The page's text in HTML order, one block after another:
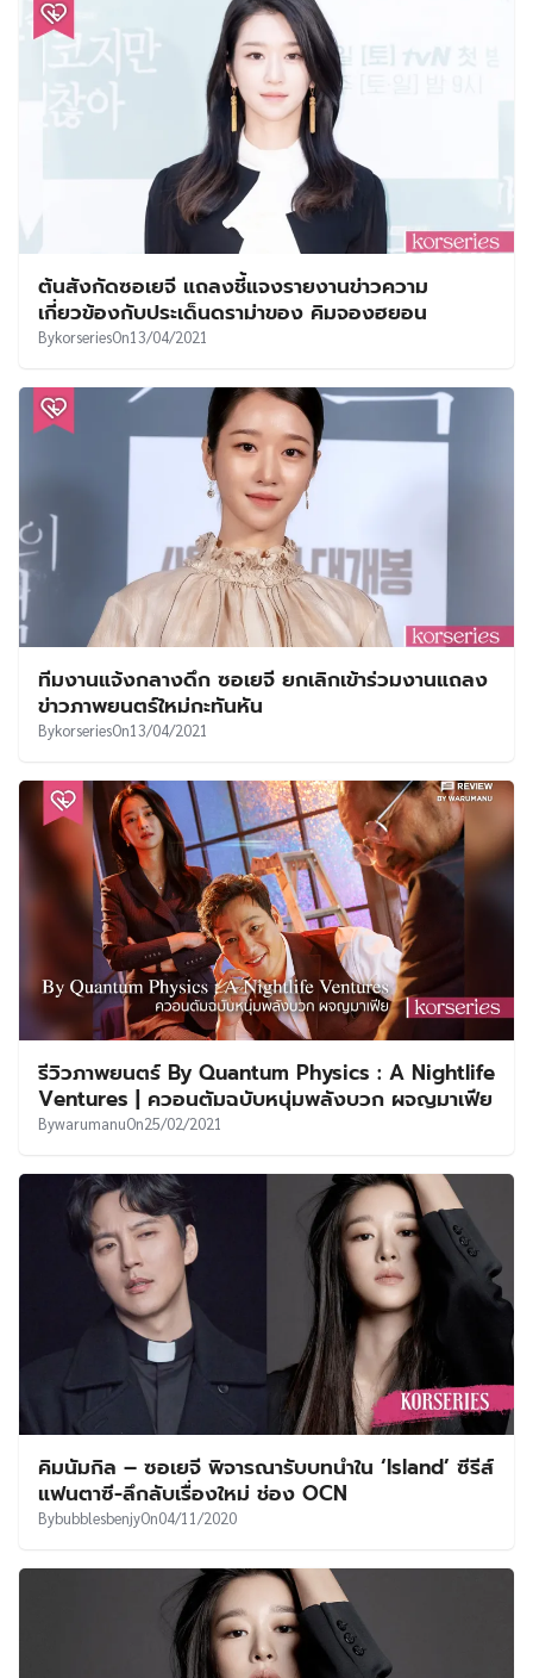
ต้นสังกัดซอเยจี แถลงชี้แจงรายงานข่าวความ
เกี่ยวข้องกับประเด็นดราม่าของ คิมจองฮยอน
BykorseriesOn13/04/2021
ทีมงานแจ้งกลางดึก ซอเยจี ยกเลิกเข้าร่วมงานแถลง
ข่าวภาพยนตร์ใหม่กะทันหัน
BykorseriesOn13/04/2021
รีวิวภาพยนตร์ By Quantum Physics : A Nightlife
Ventures | ควอนตัมฉบับหนุ่มพลังบวก ผจญมาเฟีย
BywarumanuOn25/02/2021
คิมนัมกิล – ซอเยจี พิจารณารับบทนำใน ‘Island’ ซีรีส์
แฟนตาซี-ลึกลับเรื่องใหม่ ช่อง OCN
BybubblesbenjyOn04/11/2020